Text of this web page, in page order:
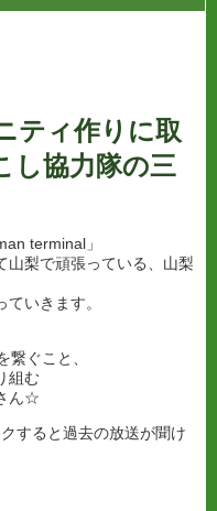
ティ作りに取
し協力隊の三
terminal」
山梨で頑張っている、山梨
いきます。
ぐこと、
組む
ん☆
すると過去の放送が聞け